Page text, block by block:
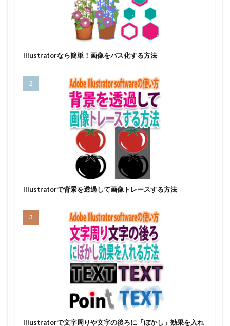
Illustratorなら簡単！画像をパス化する方法
Illustratorで背景を透過して画像トレースする方法
Illustratorで文字周りや文字の後ろに「ぼかし」効果を入れ